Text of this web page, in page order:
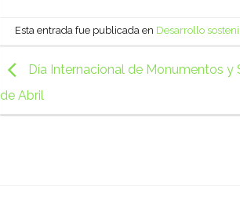
Esta entrada fue publicada en Desarrollo
Día Internacional de Monumentos y
de Abril